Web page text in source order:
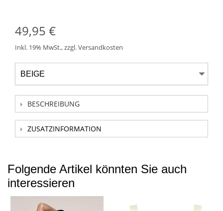
49,95 €
Inkl. 19% MwSt.,zzgl.Versandkosten
BESCHREIBUNG
ZUSATZINFORMATION
Folgende Artikel könnten Sie auch
interessieren